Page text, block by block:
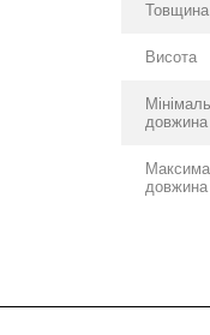
Товщина
Висота
довжина
довжина